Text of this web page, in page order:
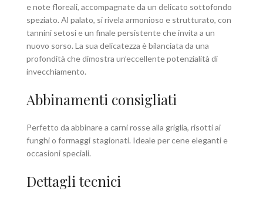
e note floreali, accompagnate da un delicato sottofondo
speziato. Al palato, si rivela armonioso e strutturato, con
tannini setosi e un finale persistente che invita a un
nuovo sorso. La sua delicatezza è bilanciata da una
profondità che dimostra un’eccellente potenzialità di
invecchiamento.
Abbinamenti consigliati
Perfetto da abbinare a carni rosse alla griglia, risotti ai
funghi o formaggi stagionati. Ideale per cene eleganti e
occasioni speciali.
Dettagli tecnici